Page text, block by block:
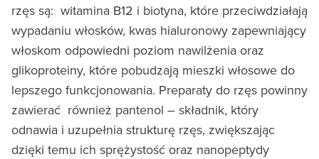
rzęs są: witamina B12 i biotyna, które przeciwdziałają
wypadaniu włosków, kwas hialuronowy zapewniający
włoskom odpowiedni poziom nawilżenia oraz
glikoproteiny, które pobudzają mieszki włosowe do
lepszego funkcjonowania. Preparaty do rzęs powinny
zawierać również pantenol – składnik, który
odnawia i uzupełnia strukturę rzęs, zwiększając
dzięki temu ich sprężystość oraz nanopeptydy